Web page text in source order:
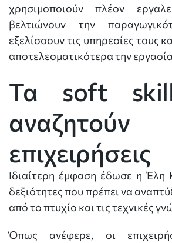
χρησιμοποιούν πλέον
βελτιώνουν την
εξελίσσουν τις υπηρεσίες τους
αποτελεσματικότερα την
Τα soft
επιχειρήσεις
Ιδιαίτερη έμφαση έδωσε η Έλη
δεξιότητες που πρέπει να
από το πτυχίο και τις τεχνικές
Όπως ανέφερε, οι